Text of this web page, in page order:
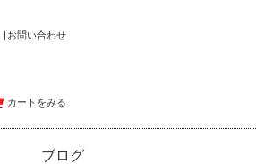
お問い合わせ
カートをみる
ブログ